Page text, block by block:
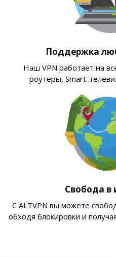
Поддержка
Наш VPN работает на
роутеры, Smart-
Свобода в
С ALTVPN вы можете
обходя блокировки и